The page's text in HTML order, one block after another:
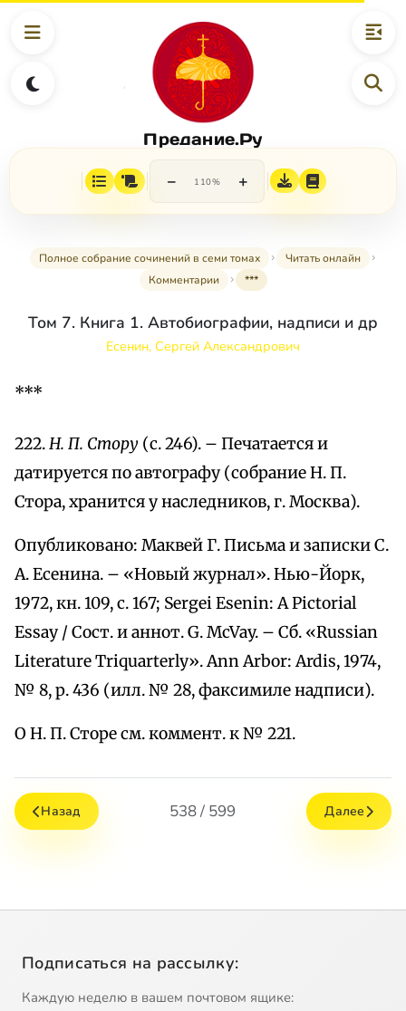
Предание.Ру
− 110% +
Полное собрание сочинений в семи томах
Читать онлайн
Комментарии
***
Том 7. Книга 1. Автобиографии, надписи и др
Есенин, Сергей Александрович
***
222.Н. П. Стору (с. 246). – Печатается и
датируется по автографу (собрание Н. П.
Стора, хранится у наследников, г. Москва).
Опубликовано: Маквей Г. Письма и записки С.
А. Есенина. – «Новый журнал». Нью-Йорк,
1972, кн. 109, с. 167; Sergei Esenin: A Pictorial
Essay / Сост. и аннот. G. McVay. – Сб. «Russian
Literature Triquarterly». Ann Arbor: Ardis, 1974,
№ 8, р. 436 (илл. № 28, факсимиле надписи).
О Н. П. Сторе см. коммент. к № 221.
Назад 538 / 599 Далее
Подписаться на рассылку:
Каждую неделю в вашем почтовом ящике: